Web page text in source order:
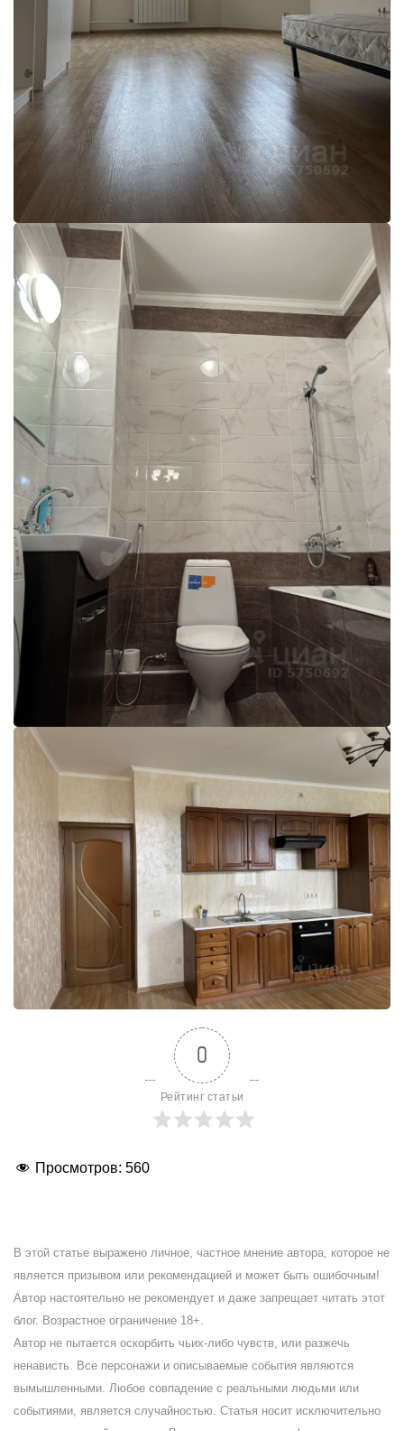
0
Рейтинг статьи
Просмотров: 560
В этой статье выражено личное, частное мнение автора, которое не
является призывом или рекомендацией и может быть ошибочным!
Автор настоятельно не рекомендует и даже запрещает читать этот
блог. Возрастное ограничение 18+.
Автор не пытается оскорбить чьих-либо чувств, или разжечь
ненависть. Все персонажи и описываемые события являются
вымышленными. Любое совпадение с реальными людьми или
событиями, является случайностью. Статья носит исключительно